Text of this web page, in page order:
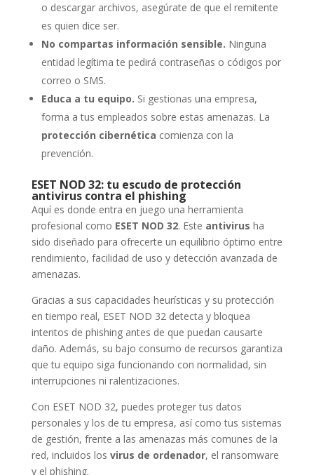
o descargar archivos, asegúrate de que el remitente
es quien dice ser.
No compartas información sensible. Ninguna
entidad legítima te pedirá contraseñas o códigos por
correo o SMS.
Educa a tu equipo. Si gestionas una empresa,
forma a tus empleados sobre estas amenazas. La
protección cibernética comienza con la
prevención.
ESET NOD 32: tu escudo de protección
antivirus contra el phishing
Aquí es donde entra en juego una herramienta
profesional como ESET NOD 32. Este antivirus ha
sido diseñado para ofrecerte un equilibrio óptimo entre
rendimiento, facilidad de uso y detección avanzada de
amenazas.
Gracias a sus capacidades heurísticas y su protección
en tiempo real, ESET NOD 32 detecta y bloquea
intentos de phishing antes de que puedan causarte
daño. Además, su bajo consumo de recursos garantiza
que tu equipo siga funcionando con normalidad, sin
interrupciones ni ralentizaciones.
Con ESET NOD 32, puedes proteger tus datos
personales y los de tu empresa, así como tus sistemas
de gestión, frente a las amenazas más comunes de la
red, incluidos los virus de ordenador, el ransomware
y el phishing.